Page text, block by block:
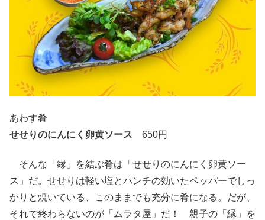
あわす肴
せせりのにんにく卵黄ソース 650円
そんな「縁」を結ぶ肴は「せせりのにんにく卵黄ソー
ス」だ。せせりは軽い塩とパンチの効いたペッパーでしっ
かりと焼いている、このままでも充分に肴になる。だが、
それで終わらないのが「ムラタ屋」だ！ 親子の「縁」を